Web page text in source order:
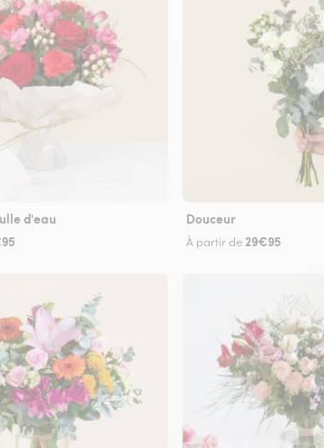
d'eau Douceur
À partir de 29€95